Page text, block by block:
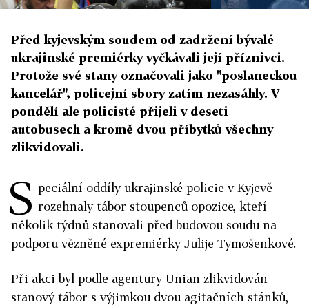
Před kyjevským soudem od zadržení bývalé
ukrajinské premiérky vyčkávali její příznivci.
Protože své stany označovali jako "poslaneckou
kancelář", policejní sbory zatím nezasáhly. V
pondělí ale policisté přijeli v deseti
autobusech a kromě dvou příbytků všechny
zlikvidovali.
S peciální oddíly ukrajinské policie v Kyjevě
rozehnaly tábor stoupenců opozice, kteří
několik týdnů stanovali před budovou soudu na
podporu vězněné expremiérky Julije Tymošenkové.
Při akci byl podle agentury Unian zlikvidován
stanový tábor s výjimkou dvou agitačních stánků,